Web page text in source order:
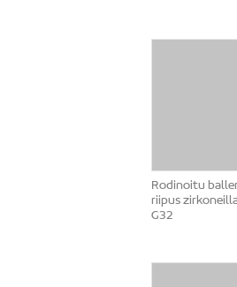
Rodinoitu
riipus
G32